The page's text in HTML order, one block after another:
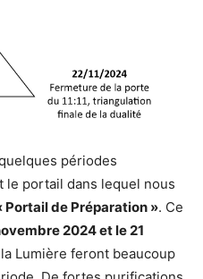
périodes
le portail dans lequel nous
Portail de Préparation ». Ce
2024 et le 21
Lumière feront beaucoup